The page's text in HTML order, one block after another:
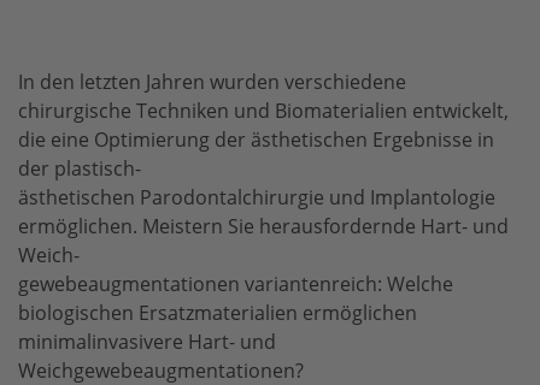
In den letzten Jahren wurden verschiedene
chirurgische Techniken und Biomaterialien entwickelt,
die eine Optimierung der ästhetischen Ergebnisse in
der plastisch-
ästhetischen Parodontalchirurgie und Implantologie
ermöglichen. Meistern Sie herausfordernde Hart- und
Weich-
gewebeaugmentationen variantenreich: Welche
biologischen Ersatzmaterialien ermöglichen
minimalinvasivere Hart- und
Weichgewebeaugmentationen?